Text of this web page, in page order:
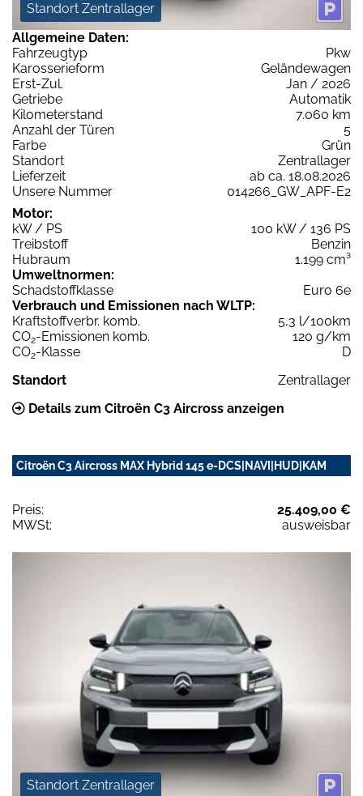
Standort Zentrallager
Allgemeine Daten:
Fahrzeugtyp
Pkw
Karosserieform
Geländewagen
Erst-Zul.
Jan / 2026
Getriebe
Automatik
Kilometerstand
7.060 km
Anzahl der Türen
5
Farbe
Grün
Standort
Zentrallager
Lieferzeit
ab ca. 18.08.2026
Unsere Nummer
014266_GW_APF-E2
Motor:
kW / PS
100 kW / 136 PS
Treibstoff
Benzin
Hubraum
1.199 cm³
Umweltnormen:
Schadstoffklasse
Euro 6e
Verbrauch und Emissionen nach WLTP:
Kraftstoffverbr. komb.
5,3 l/100km
CO2-Emissionen komb.
120 g/km
CO2-Klasse
D
Standort
Zentrallager
Details zum Citroën C3 Aircross anzeigen
Citroën C3 Aircross MAX Hybrid 145 e-DCS|NAVI|HUD|KAM
Preis:
25.409,00 €
MWSt:
ausweisbar
Standort Zentrallager